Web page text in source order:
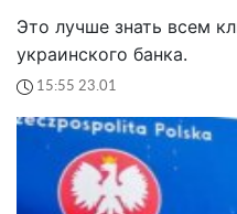
Это лучше знать всем
украинского банка.
15:55 23.01